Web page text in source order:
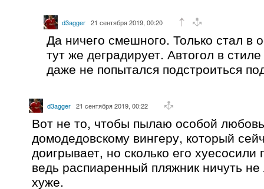
d3agger 21 сентября 2019, 00:20
Да ничего смешного. Только стал в
тут же деградирует. Автогол в
даже не попытался подстроиться
d3agger 21 сентября 2019, 00:22
Вот не то, чтобы пылаю особой
домодедовскому вингеру, который
доигрывает, но сколько его
ведь распиаренный пляжник ничуть
хуже.